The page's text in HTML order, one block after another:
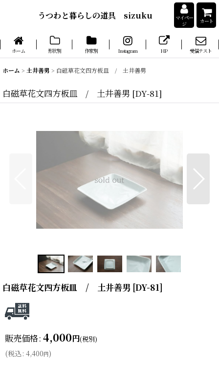
うつわと暮らしの道具 sizuku
マイペー
ジ
カート
ホーム 形状別 作家別 Instagram HP 受信テスト
ホーム > 土井善男 > 白磁草花文四方板皿 / 土井善男
白磁草花文四方板皿 / 土井善男 [DY-81]
白磁草花文四方板皿 / 土井善男 [DY-81]
販売価格: 4,000円(税別)
(税込: 4,400円)